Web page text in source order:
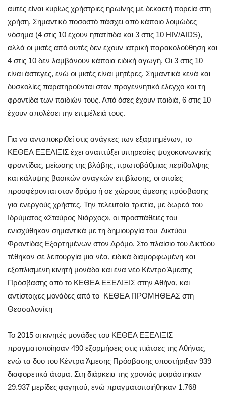
αυτές είναι κυρίως χρήστριες ηρωίνης με δεκαετή πορεία στη
χρήση. Σημαντικό ποσοστό πάσχει από κάποιο λοιμώδες
νόσημα (4 στις 10 έχουν ηπατίτιδα και 3 στις 10 HIV/AIDS),
αλλά οι μισές από αυτές δεν έχουν ιατρική παρακολούθηση και
4 στις 10 δεν λαμβάνουν κάποια ειδική αγωγή. Οι 3 στις 10
είναι άστεγες, ενώ οι μισές είναι μητέρες. Σημαντικά κενά και
δυσκολίες παρατηρούνται στον προγεννητικό έλεγχο και τη
φροντίδα των παιδιών τους. Από όσες έχουν παιδιά, 6 στις 10
έχουν απολέσει την επιμέλειά τους.
Για να ανταποκριθεί στις ανάγκες των εξαρτημένων, το
ΚΕΘΕΑ ΕΞΕΛΙΞΙΣ έχει αναπτύξει υπηρεσίες ψυχοκοινωνικής
φροντίδας, μείωσης της βλάβης, πρωτοβάθμιας περίθαλψης
και κάλυψης βασικών αναγκών επιβίωσης, οι οποίες
προσφέρονται στον δρόμο ή σε χώρους άμεσης πρόσβασης
για ενεργούς χρήστες. Την τελευταία τριετία, με δωρεά του
Ιδρύματος «Σταύρος Νιάρχος», οι προσπάθειές του
ενισχύθηκαν σημαντικά με τη δημιουργία του Δικτύου
Φροντίδας Εξαρτημένων στον Δρόμο. Στο πλαίσιο του Δικτύου
τέθηκαν σε λειτουργία μια νέα, ειδικά διαμορφωμένη και
εξοπλισμένη κινητή μονάδα και ένα νέο Κέντρο Άμεσης
Πρόσβασης από το ΚΕΘΕΑ ΕΞΕΛΙΞΙΣ στην Αθήνα, και
αντίστοιχες μονάδες από το ΚΕΘΕΑ ΠΡΟΜΗΘΕΑΣ στη
Θεσσαλονίκη
To 2015 oι κινητές μονάδες του ΚΕΘΕΑ ΕΞΕΛΙΞΙΣ
πραγματοπoίησαν 490 εξορμήσεις στις πιάτσες της Αθήνας,
ενώ τα δυο του Κέντρα Άμεσης Πρόσβασης υποστήριξαν 939
διαφορετικά άτομα. Στη διάρκεια της χρονιάς μοιράστηκαν
29.937 μερίδες φαγητού, ενώ πραγματοποιήθηκαν 1.768